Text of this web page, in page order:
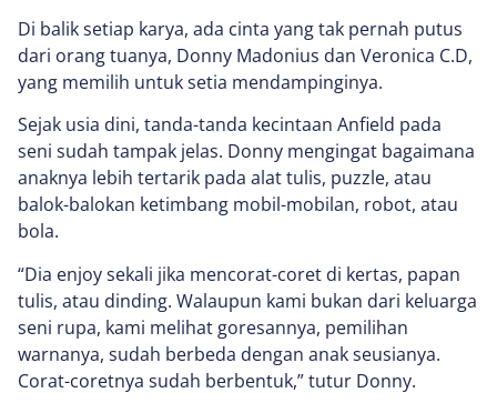
Di balik setiap karya, ada cinta yang tak pernah putus
dari orang tuanya, Donny Madonius dan Veronica C.D,
yang memilih untuk setia mendampinginya.
Sejak usia dini, tanda-tanda kecintaan Anfield pada
seni sudah tampak jelas. Donny mengingat bagaimana
anaknya lebih tertarik pada alat tulis, puzzle, atau
balok-balokan ketimbang mobil-mobilan, robot, atau
bola.
“Dia enjoy sekali jika mencorat-coret di kertas, papan
tulis, atau dinding. Walaupun kami bukan dari keluarga
seni rupa, kami melihat goresannya, pemilihan
warnanya, sudah berbeda dengan anak seusianya.
Corat-coretnya sudah berbentuk,” tutur Donny.